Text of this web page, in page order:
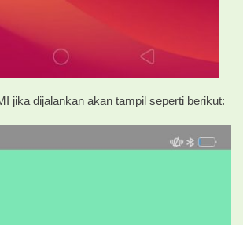
jika dijalankan akan tampil seperti berikut: